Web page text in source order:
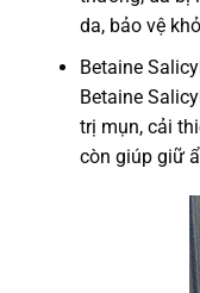
da, bảo vệ
Betaine
Betaine
trị mụn, cải
còn giúp giữ